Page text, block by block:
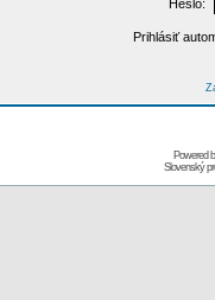
Heslo:
Prihlásiť
Powered
Slovenský